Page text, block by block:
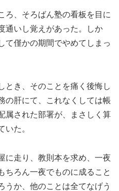
ろ、そろばん塾の看板を目に
通いし覚えがあった。しか
て僅かの期間でやめてしまっ
とき、そのことを痛く後悔し
の肝にて、これなくしては帳
属された部署が、まさしく算
いた。
に走り、教則本を求め、一夜
ちろん一夜でものに成ること
うか、他のことは全てなげう